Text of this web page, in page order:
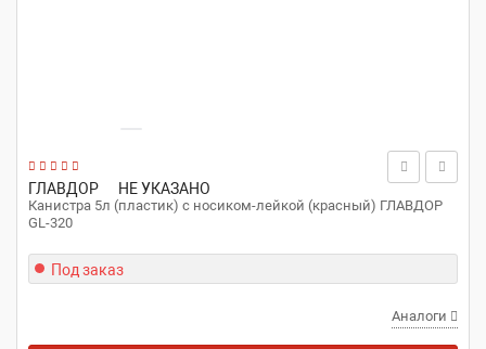
ГЛАВДОР НЕ УКАЗАНО
Канистра 5л (пластик) с носиком-лейкой (красный) ГЛАВДОР
GL-320
Под заказ
Аналоги